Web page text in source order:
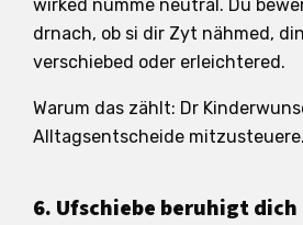
wirked nümme neutral. Du
drnach, ob si dir Zyt nähmed,
verschiebed oder erleichtered.
Warum das zählt: Dr
Alltagsentscheide mitzusteuere.
6. Ufschiebe beruhigt